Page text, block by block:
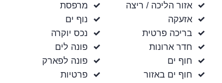
אזור הליכה / ריצה
אזעקה
בריכה פרטית
חדר ארונות
חוף ים
חוף ים באזור
מרפסת
נוף ים
נכס יוקרה
פונה לים
פונה לפארק
פרטיות